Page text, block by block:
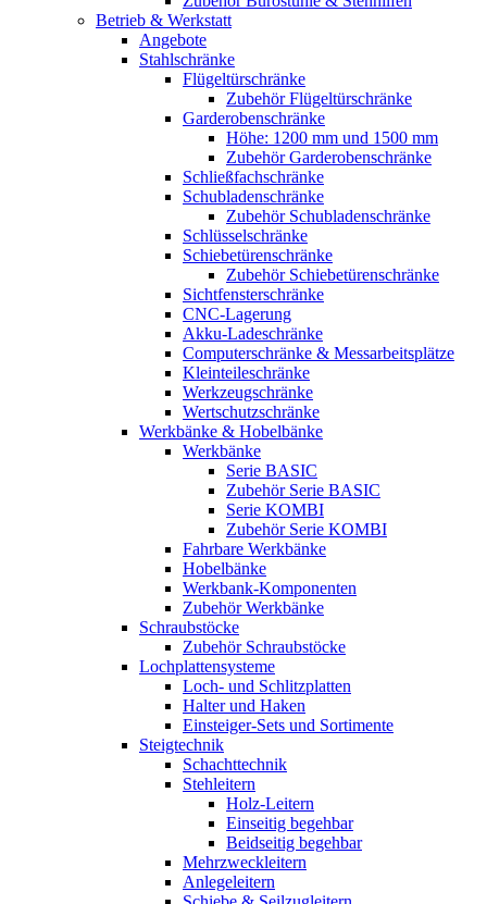
Betrieb & Werkstatt
Angebote
Stahlschränke
Flügeltürschränke
Zubehör Flügeltürschränke
Garderobenschränke
Höhe: 1200 mm und 1500 mm
Zubehör Garderobenschränke
Schließfachschränke
Schubladenschränke
Zubehör Schubladenschränke
Schlüsselschränke
Schiebetürenschränke
Zubehör Schiebetürenschränke
Sichtfensterschränke
CNC-Lagerung
Akku-Ladeschränke
Computerschränke & Messarbeitsplätze
Kleinteileschränke
Werkzeugschränke
Wertschutzschränke
Werkbänke & Hobelbänke
Werkbänke
Serie BASIC
Zubehör Serie BASIC
Serie KOMBI
Zubehör Serie KOMBI
Fahrbare Werkbänke
Hobelbänke
Werkbank-Komponenten
Zubehör Werkbänke
Schraubstöcke
Zubehör Schraubstöcke
Lochplattensysteme
Loch- und Schlitzplatten
Halter und Haken
Einsteiger-Sets und Sortimente
Steigtechnik
Schachttechnik
Stehleitern
Holz-Leitern
Einseitig begehbar
Beidseitig begehbar
Mehrzweckleitern
Anlegeleitern